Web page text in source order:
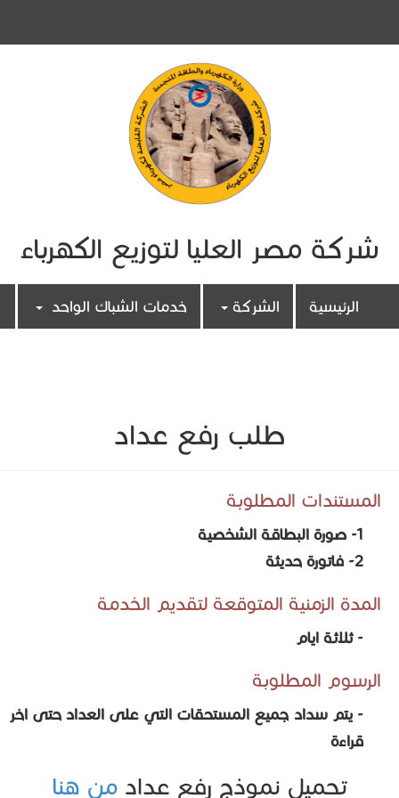
شركة مصر العليا لتوزيع الكهرباء
الرئيسية الشركة خدمات الشباك الواحد
طلب رفع عداد
المستندات المطلوبة
1- صورة البطاقة الشخصية
2- فاتورة حديثة
المدة الزمنية المتوقعة لتقديم الخدمة
- ثلاثة ايام
الرسوم المطلوبة
- يتم سداد جميع المستحقات التي على العداد حتى اخر
قراءة
تحميل نموذج رفع عداد من هنا